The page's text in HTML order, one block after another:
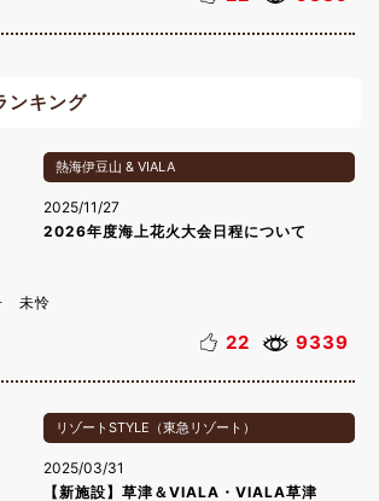
ンキング
熱海伊豆山 & VIALA
2025/11/27
2026年度海上花火大会日程について
未怜
22 9339
リゾートSTYLE（東急リゾート）
2025/03/31
【新施設】草津＆VIALA・VIALA草津